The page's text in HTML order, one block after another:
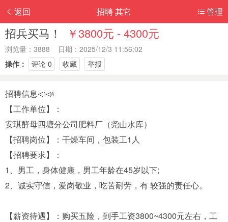
返回 管理
招聘 其它
招兵买马！ ￥3800元 - 4300元
浏览量：3888 日期：2025/12/3 11:56:02
操作：
评论 0 收藏 举报
招聘信息📣📣
【工作单位】：
安琪酵母四塘分公司肥料厂（尧山水库）
【招聘岗位】：干燥车间，包装工1人
【招聘要求】：
1、男工，身体健康，男工年龄在45岁以下;
2、诚实守信，爱岗敬业，吃苦耐劳，有 较强的责任心。
【薪资待遇】：购买五险，到手工资3800~4300元左右，工